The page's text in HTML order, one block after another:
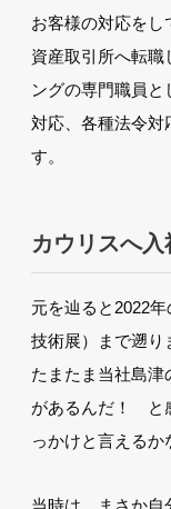
お客様の対応をし
資産取引所へ転職
ングの専門職員
対応、各種法令対
す。
カウリスへ入
元を辿ると2022
技術展）まで遡り
たまたま当社島津
があるんだ！ と
っかけと言えるか
当時は、まさか自